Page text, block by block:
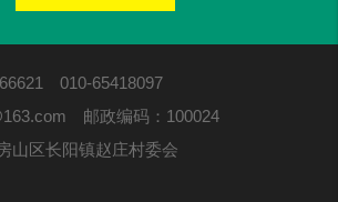
010-65418097
邮政编码：100024
山区长阳镇赵庄村委会